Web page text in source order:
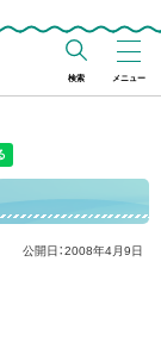
検索 メニュー
公開日：2008年4月9日